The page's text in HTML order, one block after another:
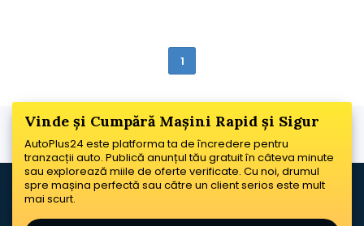
1
Vinde și Cumpără Mașini Rapid și Sigur
AutoPlus24 este platforma ta de încredere pentru
tranzacții auto. Publică anunțul tău gratuit în câteva minute
sau explorează miile de oferte verificate. Cu noi, drumul
spre mașina perfectă sau către un client serios este mult
mai scurt.